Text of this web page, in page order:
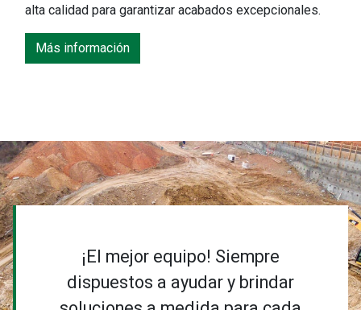
alta calidad para garantizar acabados excepcionales.
Más información
¡El mejor equipo! Siempre
dispuestos a ayudar y brindar